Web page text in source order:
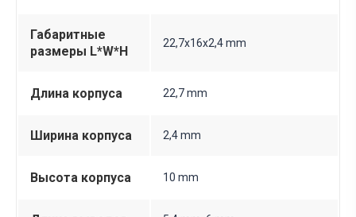
Габаритные
размеры L*W*H
22,7х16х2,4 mm
Длина корпуса 22,7 mm
Ширина корпуса 2,4 mm
Высота корпуса 10 mm